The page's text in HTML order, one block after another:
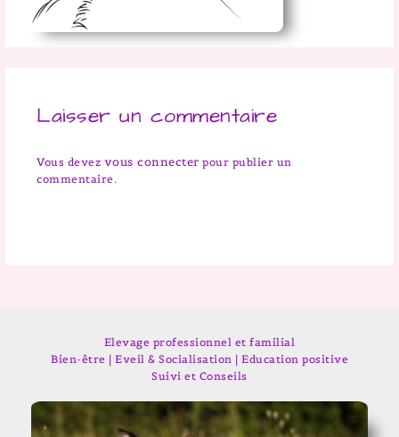
Laisser un commentaire
Vous devez vous connecter pour publier un
commentaire.
Elevage professionnel et familial
Bien-être | Eveil & Socialisation | Education positive
Suivi et Conseils